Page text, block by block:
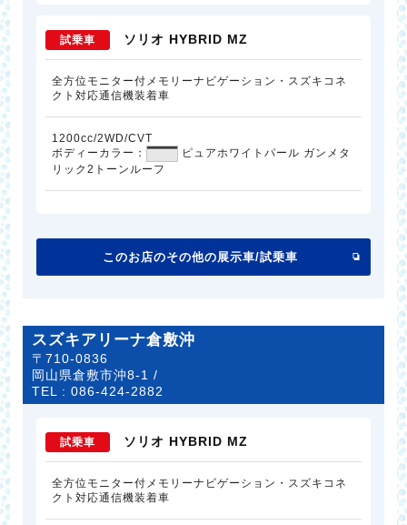
試乗車 ソリオ HYBRID MZ
全方位モニター付メモリーナビゲーション・スズキコネ
クト対応通信機装着車
1200cc/2WD/CVT
ボディーカラー：
ピュアホワイトパール ガンメタ
リック2トーンルーフ
このお店のその他の展示車/試乗車
スズキアリーナ倉敷沖
〒710-0836
岡山県倉敷市沖8-1 /
TEL :086-424-2882
試乗車 ソリオ HYBRID MZ
全方位モニター付メモリーナビゲーション・スズキコネ
クト対応通信機装着車